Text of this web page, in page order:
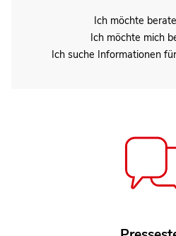
Ich möchte
Ich möchte mich
Ich suche Informationen